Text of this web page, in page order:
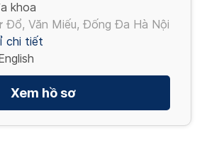
khoa
Đổ, Văn Miếu, Đống Đa Hà Nội
chi tiết
Xem hồ sơ